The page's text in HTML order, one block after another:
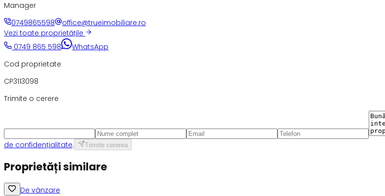
Manager
0749865598
office@trueimobiliare.ro
Vezi toate proprietățile
0749 865 598
WhatsApp
Cod proprietate
CP3113098
Trimite o cerere
de confidențialitate. Trimite cererea
Proprietăți similare
De vânzare